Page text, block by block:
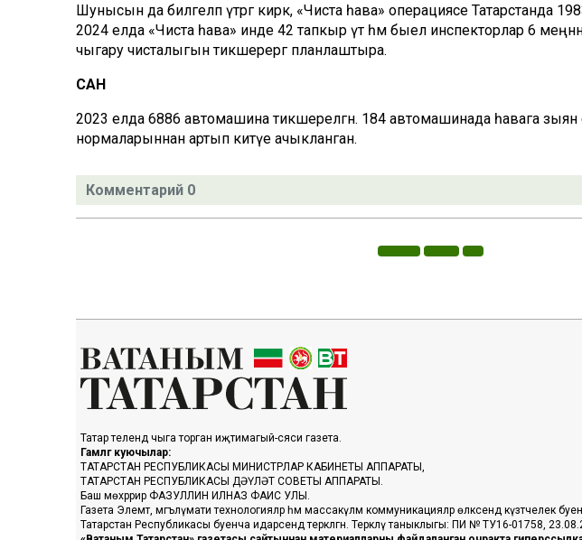
Шунысын да билгеләп үтәргә кирәк, «Чиста һава» операциясе Татарстанда
2024 елда «Чиста һава» инде 42 тапкыр үтә һәм быел инспекторлар 6
чыгару чисталыгын тикшерергә планлаштыра.
САН
2023 елда 6886 автомашина тикшерелгән. 184 автомашинада һавага зыян
нормаларыннан артып китүе ачыкланган.
Комментарий 0
Татар телендә чыга торган иҗтимагый-сәяси газета.
Гамәлгә куючылар:
ТАТАРСТАН РЕСПУБЛИКАСЫ МИНИСТРЛАР КАБИНЕТЫ АППАРАТЫ,
ТАТАРСТАН РЕСПУБЛИКАСЫ ДӘҮЛӘТ СОВЕТЫ АППАРАТЫ.
Баш мөхәррир ФАЗУЛЛИН ИЛНАЗ ФАИС УЛЫ.
Газета Элемтә, мәгълүмати технологияләр һәм массакүләм коммуникацияләр өлкәсендә күзәтчелек
Татарстан Республикасы буенча идарәсендә теркәлгән. Теркәлү таныклыгы: ПИ № ТУ16-01758,